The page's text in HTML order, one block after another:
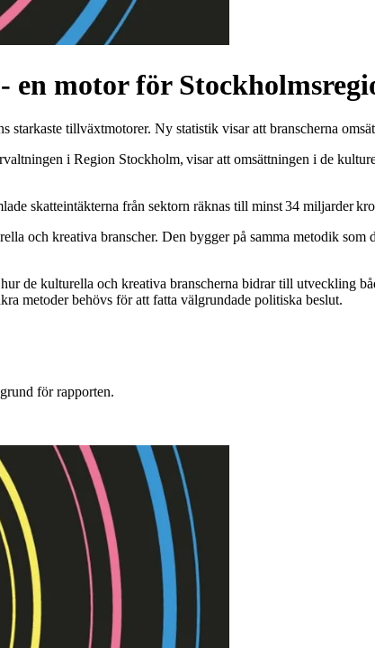
motor för
tillväxtmotorer. Ny statistik visar att branscherna
i Region Stockholm, visar att omsättningen i de
skatteintäkterna från sektorn räknas till minst 34 miljarder
och kreativa branscher. Den bygger på samma metodik
de kulturella och kreativa branscherna bidrar till utveckling
metoder behövs för att fatta välgrundade politiska beslut.
för rapporten.